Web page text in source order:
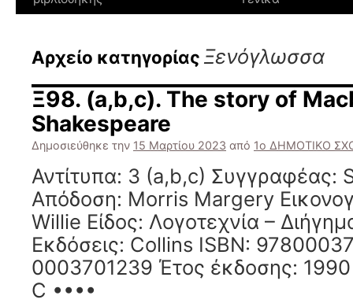
Αρχείο κατηγορίας Ξενόγλωσσα
Ξ98. (a,b,c). The story of
Shakespeare
Δημοσιεύθηκε την 15 Μαρτίου 2023 από 1ο ΔΗΜΟΤΙΚΟ
Αντίτυπα: 3 (a,b,c) Συγγραφέας:
Απόδοση: Morris Margery
Willie Είδος: Λογοτεχνία –
Εκδόσεις: Collins ISBN:
0003701239 Έτος έκδοσης: 1990
C ••••